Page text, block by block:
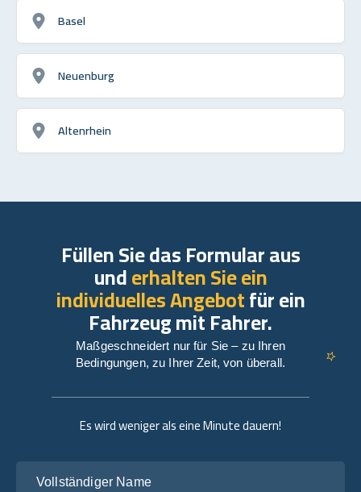
Basel
Neuenburg
Altenrhein
Es wird weniger als eine Minute dauern!
Füllen Sie das Formular aus
underhalten Sie ein
individuelles Angebotfür ein
Fahrzeug mit Fahrer.
Maßgeschneidert nur für Sie – zu Ihren
Bedingungen, zu Ihrer Zeit, von überall.